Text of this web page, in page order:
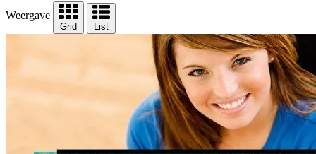
Weergave
Grid List